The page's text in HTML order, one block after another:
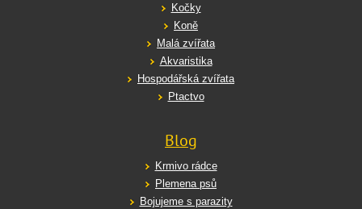
Kočky
Koně
Malá zvířata
Akvaristika
Hospodářská zvířata
Ptactvo
Blog
Krmivo rádce
Plemena psů
Bojujeme s parazity